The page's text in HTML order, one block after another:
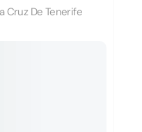
Cruz De Tenerife